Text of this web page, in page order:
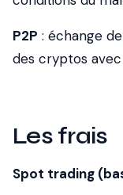
P2P : échange
des cryptos
Les frais
Spot trading